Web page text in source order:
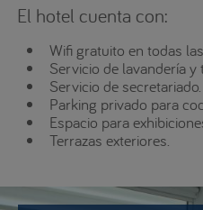
El hotel cuenta con:
Wifi gratuito en todas
Servicio de lavandería y
Servicio de secretariado.
Parking privado para
Espacio para
Terrazas exteriores.